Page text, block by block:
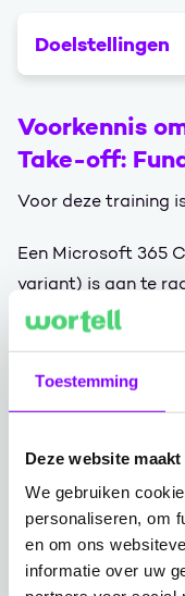
Toestemming
Deze website
We gebruiken
personaliseren, om
en om ons
informatie over uw
Doelstellingen
Voorkennis
Take-off:
Voor deze training
Een Microsoft 365
variant) is aan te
kunt meedoen en
Onderwerpen
AI-awareness
Wat is AI,
het nú
Microsoft